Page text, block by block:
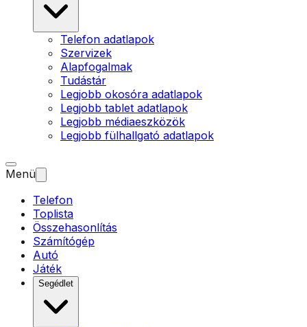
Telefon adatlapok
Szervizek
Alapfogalmak
Tudástár
Legjobb okosóra adatlapok
Legjobb tablet adatlapok
Legjobb médiaeszközök
Legjobb fülhallgató adatlapok
Menü
Telefon
Toplista
Összehasonlítás
Számítógép
Autó
Játék
Segédlet